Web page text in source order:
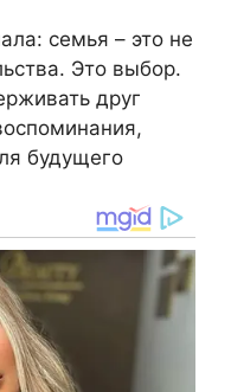
семья – это не
Это выбор.
друг
будущего